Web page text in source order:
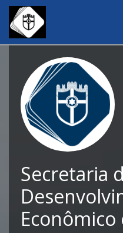
Secretaria